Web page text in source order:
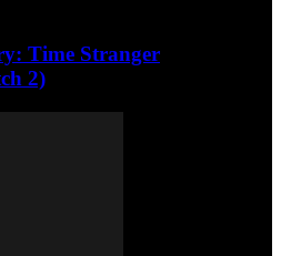
Time Stranger
2)